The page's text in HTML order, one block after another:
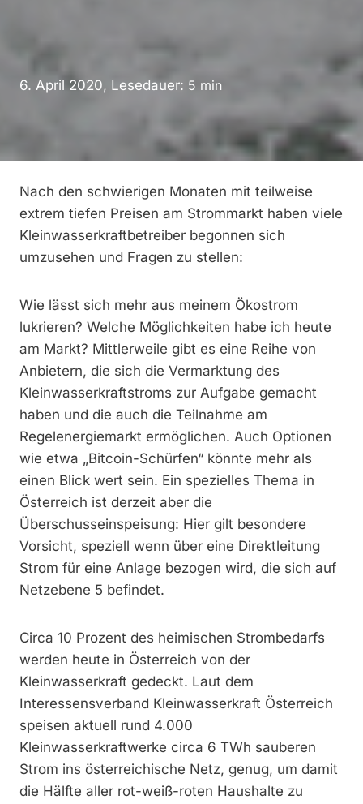
6. April 2020, Lesedauer: 5 min
Nach den schwierigen Monaten mit teilweise
extrem tiefen Preisen am Strommarkt haben viele
Kleinwasserkraftbetreiber begonnen sich
umzusehen und Fragen zu stellen:
Wie lässt sich mehr aus meinem Ökostrom
lukrieren? Welche Möglichkeiten habe ich heute
am Markt? Mittlerweile gibt es eine Reihe von
Anbietern, die sich die Vermarktung des
Kleinwasserkraftstroms zur Aufgabe gemacht
haben und die auch die Teilnahme am
Regelenergiemarkt ermöglichen. Auch Optionen
wie etwa „Bitcoin-Schürfen“ könnte mehr als
einen Blick wert sein. Ein spezielles Thema in
Österreich ist derzeit aber die
Überschusseinspeisung: Hier gilt besondere
Vorsicht, speziell wenn über eine Direktleitung
Strom für eine Anlage bezogen wird, die sich auf
Netzebene 5 befindet.
Circa 10 Prozent des heimischen Strombedarfs
werden heute in Österreich von der
Kleinwasserkraft gedeckt. Laut dem
Interessensverband Kleinwasserkraft Österreich
speisen aktuell rund 4.000
Kleinwasserkraftwerke circa 6 TWh sauberen
Strom ins österreichische Netz, genug, um damit
die Hälfte aller rot-weiß-roten Haushalte zu